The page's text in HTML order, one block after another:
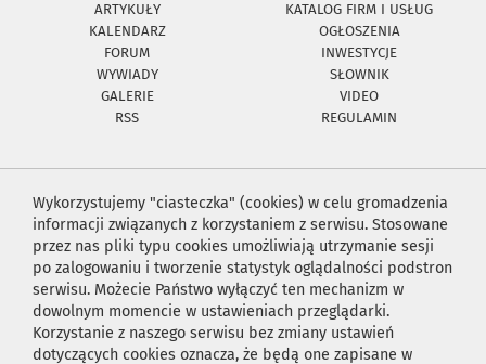
ARTYKUŁY
KATALOG FIRM I USŁUG
KALENDARZ
OGŁOSZENIA
FORUM
INWESTYCJE
WYWIADY
SŁOWNIK
GALERIE
VIDEO
RSS
REGULAMIN
Wykorzystujemy "ciasteczka" (cookies) w celu gromadzenia
informacji związanych z korzystaniem z serwisu. Stosowane
przez nas pliki typu cookies umożliwiają utrzymanie sesji
po zalogowaniu i tworzenie statystyk oglądalności podstron
serwisu. Możecie Państwo wyłączyć ten mechanizm w
dowolnym momencie w ustawieniach przeglądarki.
Korzystanie z naszego serwisu bez zmiany ustawień
dotyczących cookies oznacza, że będą one zapisane w